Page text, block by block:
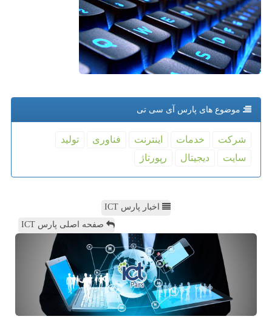
موضوع های پارس آی سی تی
شركت خدمات اینترنت فناوری
تولید
سایت
دیجیتال رپورتاژ
اخبار پارس ICT
صفحه اصلی پارس ICT